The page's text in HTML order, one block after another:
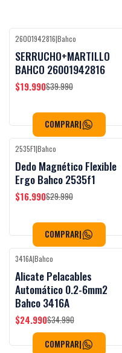
-50%OFF
26001942816|Bahco
SERRUCHO+MARTILLO
BAHCO 26001942816
$19.990$39.990
COMPRAR|
-43%OFF
2535F1|Bahco
Dedo Magnético Flexible
Ergo Bahco 2535f1
$16.990$29.990
COMPRAR|
-29%OFF
3416A|Bahco
Alicate Pelacables
Automático 0.2-6mm2
Bahco 3416A
$24.990$34.990
COMPRAR|